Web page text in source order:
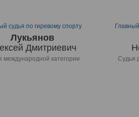
судья по гиревому спорту
Лукьянов
Дмитриевич
международной категории Судья